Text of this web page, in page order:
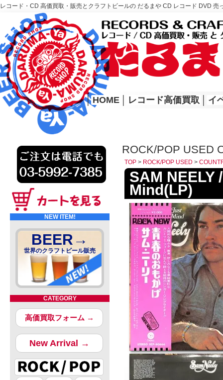
レコード・CD 高価買取・販売とクラフトビールの だるまや CD レコード DVD
レコード高価買取はこちら
HOME
│ HOME レコード高価買取 イ
NEW ITEM!
BEER→
世界のクラフトビール販売
CATEGORY
高価買取フォーム →
New Arrival →
ROCK/POP USED
TOP > ROCK/POP USED >
SAM
Mind(LP)